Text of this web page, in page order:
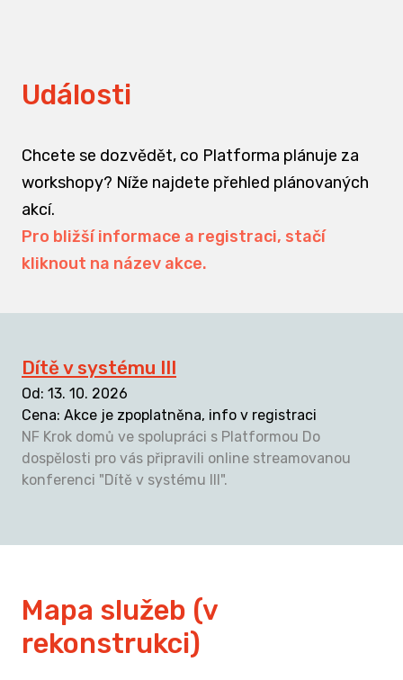
Události
Chcete se dozvědět, co Platforma plánuje za
workshopy? Níže najdete přehled plánovaných
akcí.
Pro bližší informace a registraci, stačí
kliknout na název akce.
Dítě v systému III
Od: 13. 10. 2026
Cena: Akce je zpoplatněna, info v registraci
NF Krok domů ve spolupráci s Platformou Do
dospělosti pro vás připravili online streamovanou
konferenci "Dítě v systému III".
Mapa služeb (v
rekonstrukci)